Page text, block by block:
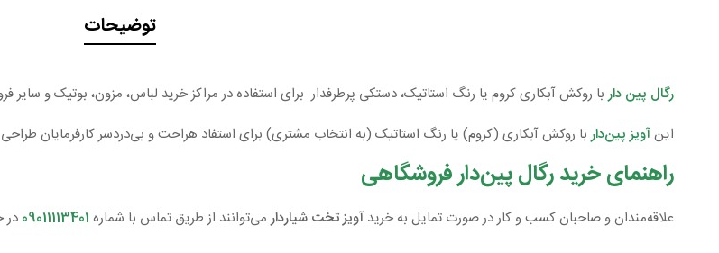
توضیحات
رگال پین دار با روکش آبکاری کروم یا رنگ استاتیک، دستکی پرطرفدار برای استفاده در مراکز خرید لباس، مزون، بوتیک و سایر
اینآویز پین‌دار با روکش آبکاری (کروم) یا رنگ استاتیک (به انتخاب مشتری) برای استفاد هراحت و بی‌دردسر کارفرمایان
راهنمای خرید رگال پین‌دار فروشگاهی
علاقه‌مندان و صاحبان کسب و کار در صورت تمایل به خرید آویز تخت شیاردار می‌توانند از طریق تماس با شماره